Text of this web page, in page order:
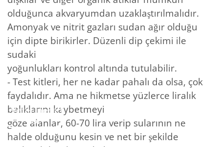
olduğunca akvaryumdan uzaklaştırılmalıdır.
Amonyak ve nitrit gazları sudan ağır olduğu
için dipte birikirler. Düzenli dip çekimi ile
sudaki
yoğunlukları kontrol altında tutulabilir.
- Test kitleri, her ne kadar pahalı da olsa, çok
faydalıdır. Ama ne hikmetse yüzlerce liralık
balıklarını kaybetmeyi
göze alanlar, 60-70 lira verip sularının ne
halde olduğunu kesin ve net bir şekilde